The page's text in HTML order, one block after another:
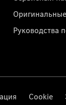
Руководства
Cookie